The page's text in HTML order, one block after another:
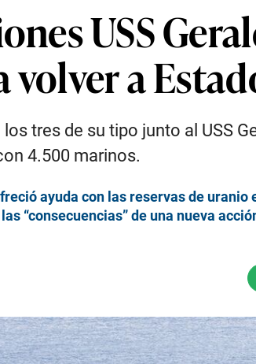
USS
volver a
tres de su tipo junto al USS
4.500 marinos.
ayuda con las reservas de uranio
“consecuencias” de una nueva